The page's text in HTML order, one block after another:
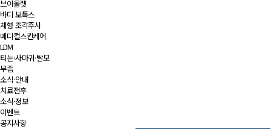
브이올렛
바디 보톡스
체형 조각주사
메디컬스킨케어
LDM
티눈·사마귀·탈모
무좀
소식·안내
치료전후
소식·정보
이벤트
공지사항